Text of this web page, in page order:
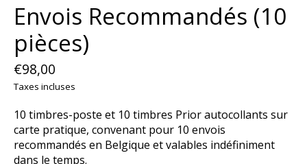
Envois Recommandés (10
pièces)
€98,00
Taxes incluses
10 timbres-poste et 10 timbres Prior autocollants sur
carte pratique, convenant pour 10 envois
recommandés en Belgique et valables indéfiniment
dans le temps.